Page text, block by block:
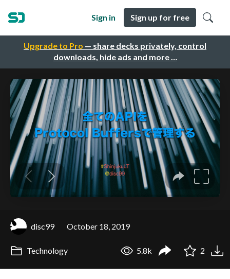
Upgrade to Pro — share decks privately, control
downloads, hide ads and more …
Sign in Sign up for free
disc99 October 18, 2019
Technology 5.8k 2